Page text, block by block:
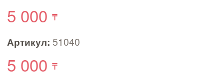
5 000
Артикул: 51040
5 000